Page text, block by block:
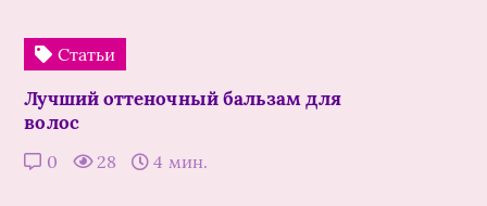
Статьи
Лучший оттеночный бальзам для
волос
0 28 4 мин.